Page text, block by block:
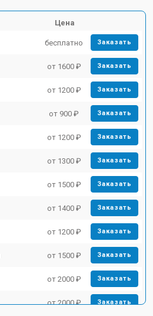
Цена
бесплатно Заказать
от 1600 ₽ Заказать
от 1200 ₽ Заказать
от 900 ₽ Заказать
от 1200 ₽ Заказать
от 1300 ₽ Заказать
от 1500 ₽ Заказать
от 1400 ₽ Заказать
от 1200 ₽ Заказать
от 1500 ₽ Заказать
от 2000 ₽ Заказать
от 2000 ₽ Заказать